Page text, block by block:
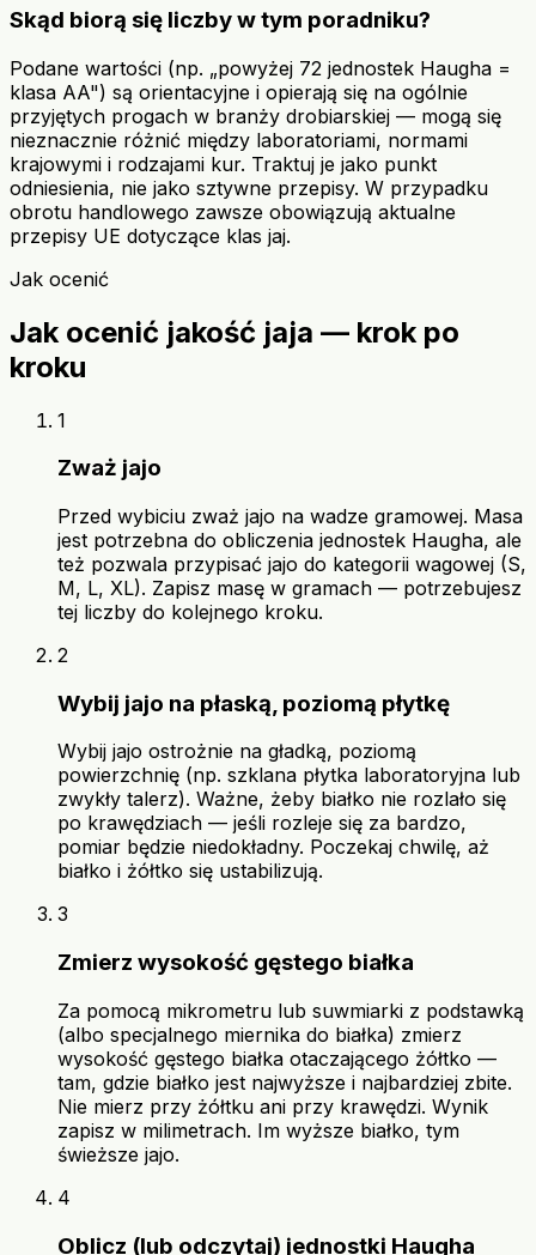
Skąd biorą się liczby w tym poradniku?
Podane wartości (np. „powyżej 72 jednostek Haugha =
klasa AA") są orientacyjne i opierają się na ogólnie
przyjętych progach w branży drobiarskiej — mogą się
nieznacznie różnić między laboratoriami, normami
krajowymi i rodzajami kur. Traktuj je jako punkt
odniesienia, nie jako sztywne przepisy. W przypadku
obrotu handlowego zawsze obowiązują aktualne
przepisy UE dotyczące klas jaj.
Jak ocenić
Jak ocenić jakość jaja — krok po
kroku
1
Zważ jajo
Przed wybiciu zważ jajo na wadze gramowej. Masa
jest potrzebna do obliczenia jednostek Haugha, ale
też pozwala przypisać jajo do kategorii wagowej (S,
M, L, XL). Zapisz masę w gramach — potrzebujesz
tej liczby do kolejnego kroku.
2
Wybij jajo na płaską, poziomą płytkę
Wybij jajo ostrożnie na gładką, poziomą
powierzchnię (np. szklana płytka laboratoryjna lub
zwykły talerz). Ważne, żeby białko nie rozlało się
po krawędziach — jeśli rozleje się za bardzo,
pomiar będzie niedokładny. Poczekaj chwilę, aż
białko i żółtko się ustabilizują.
3
Zmierz wysokość gęstego białka
Za pomocą mikrometru lub suwmiarki z podstawką
(albo specjalnego miernika do białka) zmierz
wysokość gęstego białka otaczającego żółtko —
tam, gdzie białko jest najwyższe i najbardziej zbite.
Nie mierz przy żółtku ani przy krawędzi. Wynik
zapisz w milimetrach. Im wyższe białko, tym
świeższe jajo.
4
Oblicz (lub odczytaj) jednostki Haugha